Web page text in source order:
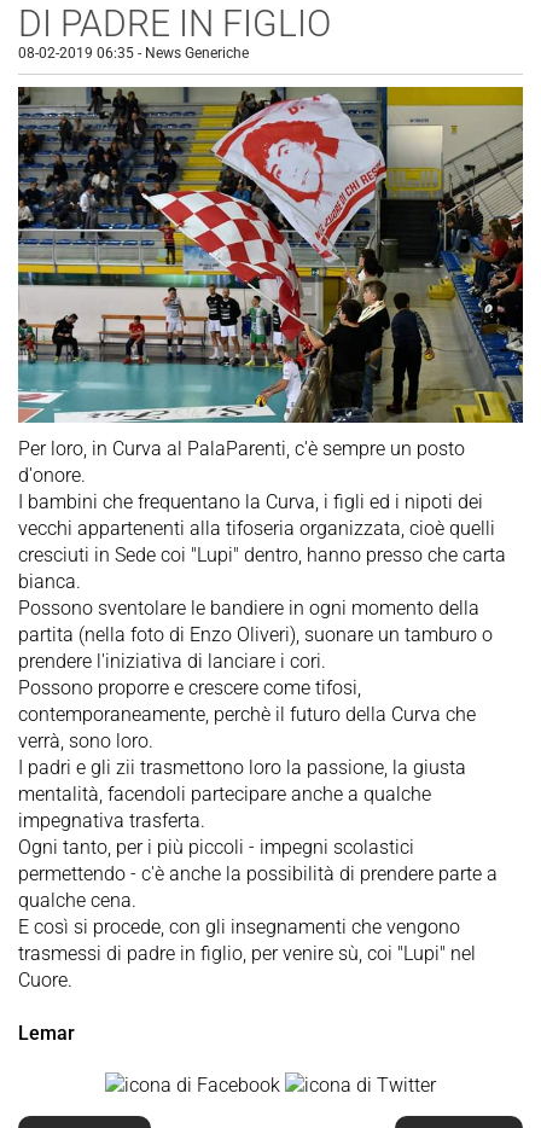
DI PADRE IN FIGLIO
08-02-2019 06:35 - News Generiche
Per loro, in Curva al PalaParenti, c'è sempre un posto
d'onore.
I bambini che frequentano la Curva, i figli ed i nipoti dei
vecchi appartenenti alla tifoseria organizzata, cioè quelli
cresciuti in Sede coi "Lupi" dentro, hanno presso che carta
bianca.
Possono sventolare le bandiere in ogni momento della
partita (nella foto di Enzo Oliveri), suonare un tamburo o
prendere l'iniziativa di lanciare i cori.
Possono proporre e crescere come tifosi,
contemporaneamente, perchè il futuro della Curva che
verrà, sono loro.
I padri e gli zii trasmettono loro la passione, la giusta
mentalità, facendoli partecipare anche a qualche
impegnativa trasferta.
Ogni tanto, per i più piccoli - impegni scolastici
permettendo - c'è anche la possibilità di prendere parte a
qualche cena.
E così si procede, con gli insegnamenti che vengono
trasmessi di padre in figlio, per venire sù, coi "Lupi" nel
Cuore.
Lemar